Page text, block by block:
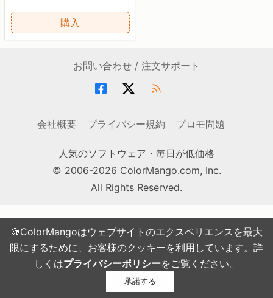
🍪ColorMangoはウェブサイトのエクスペリエンスを最大
限にするために、お客様のクッキーを利用しています。詳
しくはプライバシーポリシーをご覧ください。
承諾する
購入
お問い合わせ / 注文サポート
会社概要 プライバシー規約 プロモ問題
人気のソフトウェア・毎日が低価格
© 2006-2026 ColorMango.com, Inc.
All Rights Reserved.